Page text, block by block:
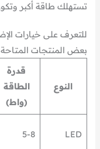
تستهلك طاقة أكبر
للتعرف على خيارات
بعض المنتجات
النوع
قدرة
الطاقة
(واط)
LED
5-8